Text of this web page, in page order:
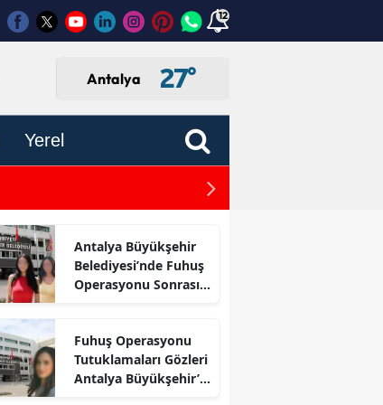
12
Antalya 27°
Yerel
Antalya'da Bugün Hangi
Antalya Büyükşehir
Belediyesi’nde Fuhuş
Operasyonu Sonrası
Fuhuş Operasyonu
Tutuklamaları Gözleri
Antalya Büyükşehir’e